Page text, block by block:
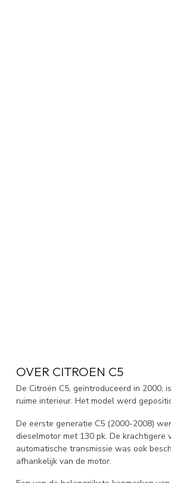
OVER CITROEN C5
De Citroën C5, geïntroduceerd in 2000,
ruime interieur. Het model werd
De eerste generatie C5 (2000-2008)
dieselmotor met 130 pk. De
automatische transmissie was ook
afhankelijk van de motor.